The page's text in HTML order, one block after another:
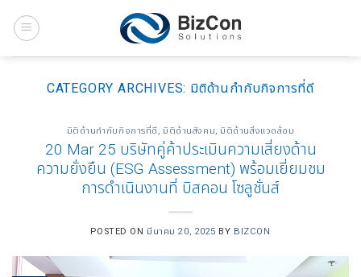
CATEGORY ARCHIVES: มิติด้านกำกับกิจการที่ดี
มิติด้านกำกับกิจการที่ดี , มิติด้านสังคม, มิติด้านสิ่งแวดล้อม
20 Mar 25 บริษัทคู่ค้าประเมินความเสี่ยงด้าน
ความยั่งยืน (ESG Assessment) พร้อมเยี่ยมชม
การดำเนินงานที่ บิสคอน โซลูชั่นส์
POSTED ON มีนาคม 20, 2025 BY BIZCON